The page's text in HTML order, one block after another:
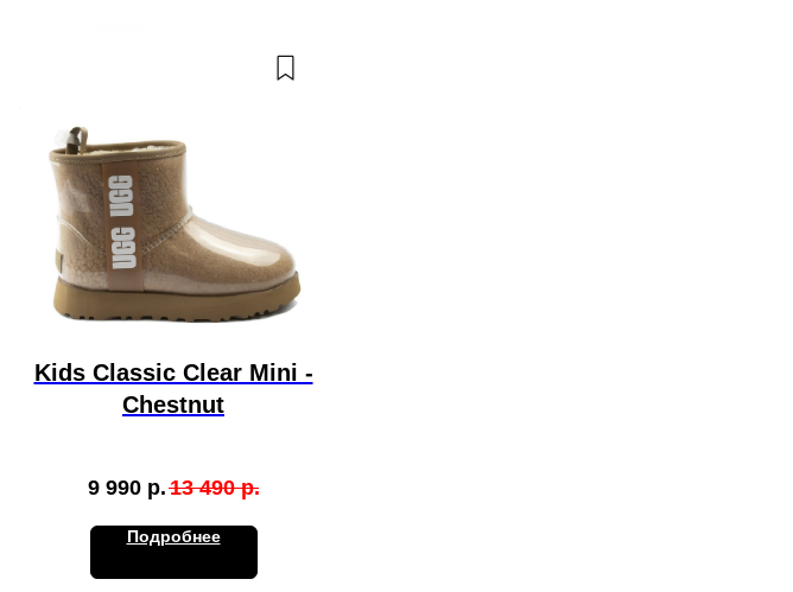
Kids Classic Clear Mini -
Chestnut
9 990 р.13 490 р.
Подробнее